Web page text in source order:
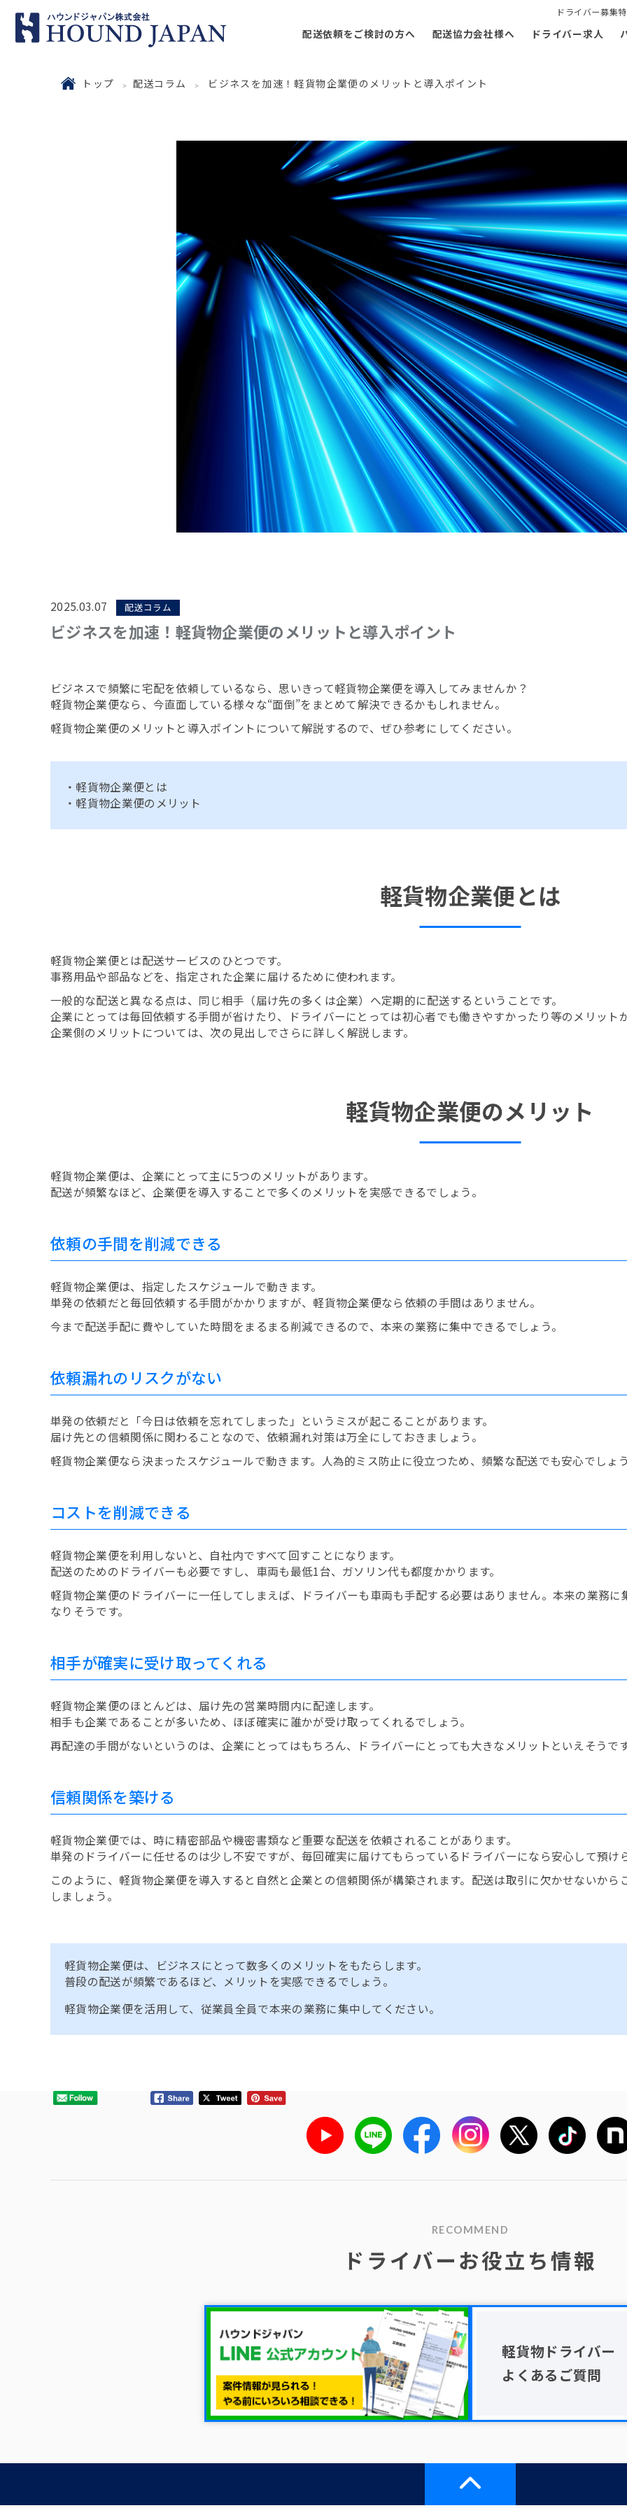
ドライバー募集
配送依頼をご検討の方へ 配送協力会社様へ ドライバー求人
トップ 配送コラム ビジネスを加速！軽貨物企業便のメリットと導入ポイント
2025.03.07 配送コラム
ビジネスを加速！軽貨物企業便のメリットと導入ポイント
ビジネスで頻繁に宅配を依頼しているなら、思いきって軽貨物企業便を導入してみませんか？
軽貨物企業便なら、今直面している様々な“面倒”をまとめて解決できるかもしれません。
軽貨物企業便のメリットと導入ポイントについて解説するので、ぜひ参考にしてください。
・軽貨物企業便とは
・軽貨物企業便のメリット
軽貨物企業便とは
軽貨物企業便とは配送サービスのひとつです。
事務用品や部品などを、指定された企業に届けるために使われます。
一般的な配送と異なる点は、同じ相手（届け先の多くは企業）へ定期的に配送するということです。
企業にとっては毎回依頼する手間が省けたり、ドライバーにとっては初心者でも働きやすかったり等のメリットが
企業側のメリットについては、次の見出しでさらに詳しく解説します。
軽貨物企業便のメリット
軽貨物企業便は、企業にとって主に5つのメリットがあります。
配送が頻繁なほど、企業便を導入することで多くのメリットを実感できるでしょう。
依頼の手間を削減できる
軽貨物企業便は、指定したスケジュールで動きます。
単発の依頼だと毎回依頼する手間がかかりますが、軽貨物企業便なら依頼の手間はありません。
今まで配送手配に費やしていた時間をまるまる削減できるので、本来の業務に集中できるでしょう。
依頼漏れのリスクがない
単発の依頼だと「今日は依頼を忘れてしまった」というミスが起こることがあります。
届け先との信頼関係に関わることなので、依頼漏れ対策は万全にしておきましょう。
軽貨物企業便なら決まったスケジュールで動きます。人為的ミス防止に役立つため、頻繁な配送でも安心でしょう
コストを削減できる
軽貨物企業便を利用しないと、自社内ですべて回すことになります。
配送のためのドライバーも必要ですし、車両も最低1台、ガソリン代も都度かかります。
軽貨物企業便のドライバーに一任してしまえば、ドライバーも車両も手配する必要はありません。本来の業務
なりそうです。
相手が確実に受け取ってくれる
軽貨物企業便のほとんどは、届け先の営業時間内に配達します。
相手も企業であることが多いため、ほぼ確実に誰かが受け取ってくれるでしょう。
再配達の手間がないというのは、企業にとってはもちろん、ドライバーにとっても大きなメリットといえそうです
信頼関係を築ける
軽貨物企業便では、時に精密部品や機密書類など重要な配送を依頼されることがあります。
単発のドライバーに任せるのは少し不安ですが、毎回確実に届けてもらっているドライバーになら安心して預け
このように、軽貨物企業便を導入すると自然と企業との信頼関係が構築されます。配送は取引に欠かせないか
しましょう。
軽貨物企業便は、ビジネスにとって数多くのメリットをもたらします。
普段の配送が頻繁であるほど、メリットを実感できるでしょう。
軽貨物企業便を活用して、従業員全員で本来の業務に集中してください。
RECOMMEND
ドライバーお役立ち情報
軽貨物ドライバー
よくあるご質問